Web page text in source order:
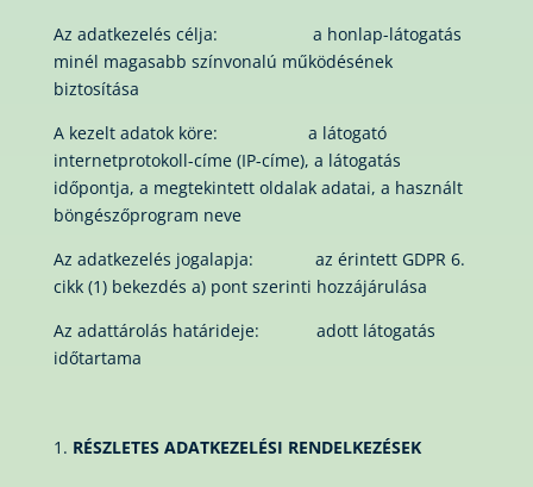
Az adatkezelés célja: a honlap-látogatás
minél magasabb színvonalú működésének
biztosítása
A kezelt adatok köre: a látogató
internetprotokoll-címe (IP-címe), a látogatás
időpontja, a megtekintett oldalak adatai, a használt
böngészőprogram neve
Az adatkezelés jogalapja: az érintett GDPR 6.
cikk (1) bekezdés a) pont szerinti hozzájárulása
Az adattárolás határideje: adott látogatás
időtartama
RÉSZLETES ADATKEZELÉSI RENDELKEZÉSEK